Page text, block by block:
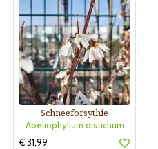
Schneeforsythie
Abeliophyllum distichum
€ 31,99